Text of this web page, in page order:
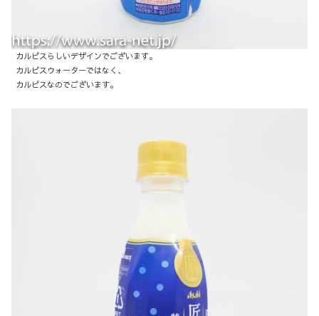
カルピスらしいデザインでございます。
カルピスウォーターではなく、
カルピスなのでございます。